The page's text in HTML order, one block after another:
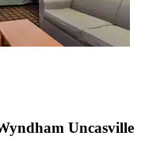
Uncasville